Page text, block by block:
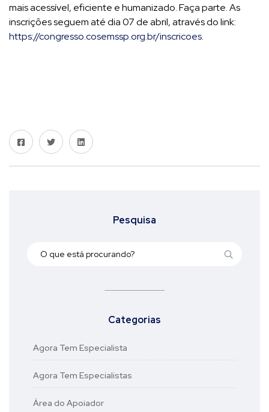
mais acessível, eficiente e humanizado. Faça parte. As
inscrições seguem até dia 07 de abril, através do link:
https://congresso.cosemssp.org.br/inscricoes.
Pesquisa
Categorias
Agora Tem Especialista
Agora Tem Especialistas
Área do Apoiador